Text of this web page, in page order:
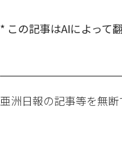
* この記事はAIによって
亜洲日報の記事等を無